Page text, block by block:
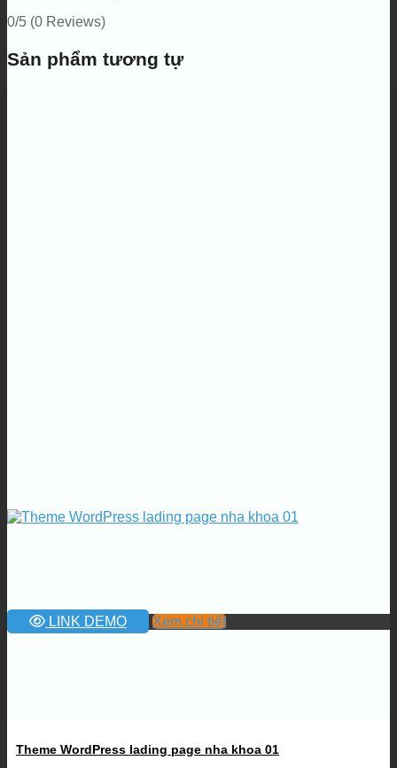
0/5 (0 Reviews)
Sản phẩm tương tự
LINK DEMO Xem chi tiết
Theme WordPress lading page nha khoa 01